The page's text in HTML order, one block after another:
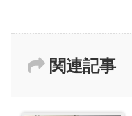
関連記事